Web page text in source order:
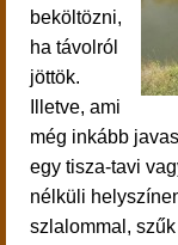
beköltözni,
ha távolról
jöttök.
Illetve, ami
még inkább
egy tisza-tavi
nélküli
szlalommal,